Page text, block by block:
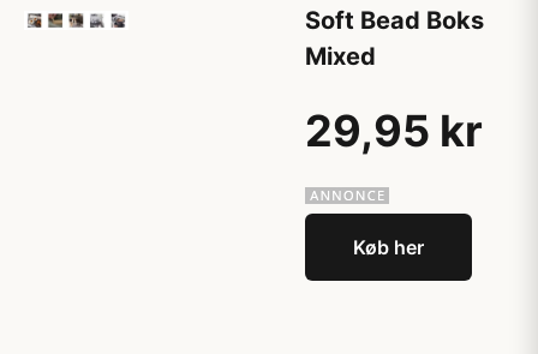
Soft Bead Boks
Mixed
29,95 kr
Køb her